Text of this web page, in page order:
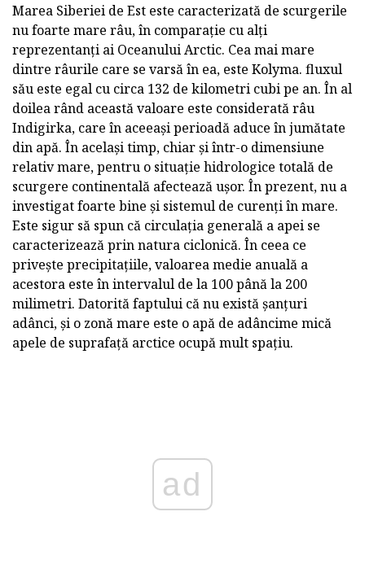
Marea Siberiei de Est este caracterizată de scurgerile
nu foarte mare râu, în comparație cu alți
reprezentanți ai Oceanului Arctic. Cea mai mare
dintre râurile care se varsă în ea, este Kolyma. fluxul
său este egal cu circa 132 de kilometri cubi pe an. În al
doilea rând această valoare este considerată râu
Indigirka, care în aceeași perioadă aduce în jumătate
din apă. În același timp, chiar și într-o dimensiune
relativ mare, pentru o situație hidrologice totală de
scurgere continentală afectează ușor. În prezent, nu a
investigat foarte bine și sistemul de curenți în mare.
Este sigur să spun că circulația generală a apei se
caracterizează prin natura ciclonică. În ceea ce
privește precipitațiile, valoarea medie anuală a
acestora este în intervalul de la 100 până la 200
milimetri. Datorită faptului că nu există șanțuri
adânci, și o zonă mare este o apă de adâncime mică
apele de suprafață arctice ocupă mult spațiu.
ad